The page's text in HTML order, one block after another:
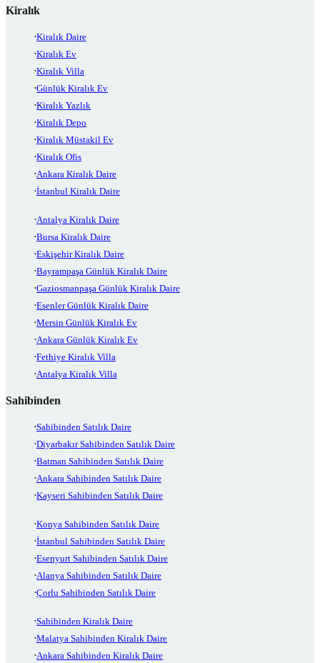
Kiralık
Kiralık Daire
Kiralık Ev
Kiralık Villa
Günlük Kiralık Ev
Kiralık Yazlık
Kiralık Depo
Kiralık Müstakil Ev
Kiralık Ofis
Ankara Kiralık Daire
İstanbul Kiralık Daire
Antalya Kiralık Daire
Bursa Kiralık Daire
Eskişehir Kiralık Daire
Bayrampaşa Günlük Kiralık Daire
Gaziosmanpaşa Günlük Kiralık Daire
Esenler Günlük Kiralık Daire
Mersin Günlük Kiralık Ev
Ankara Günlük Kiralık Ev
Fethiye Kiralık Villa
Antalya Kiralık Villa
Sahibinden
Sahibinden Satılık Daire
Diyarbakır Sahibinden Satılık Daire
Batman Sahibinden Satılık Daire
Ankara Sahibinden Satılık Daire
Kayseri Sahibinden Satılık Daire
Konya Sahibinden Satılık Daire
İstanbul Sahibinden Satılık Daire
Esenyurt Sahibinden Satılık Daire
Alanya Sahibinden Satılık Daire
Çorlu Sahibinden Satılık Daire
Sahibinden Kiralık Daire
Malatya Sahibinden Kiralık Daire
Ankara Sahibinden Kiralık Daire